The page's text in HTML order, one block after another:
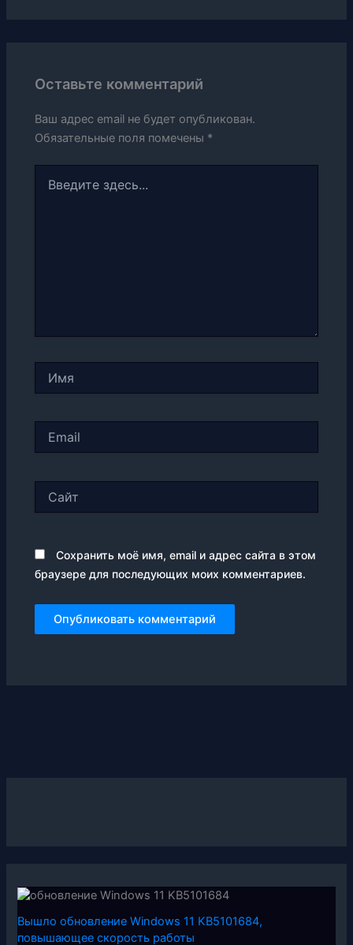
Оставьте комментарий
Ваш адрес email не будет опубликован.
Обязательные поля помечены *
здесь...
Сохранить моё имя, email и адрес сайта в этом
браузере для последующих моих комментариев.
Вышло обновление Windows 11 KB5101684,
повышающее скорость работы